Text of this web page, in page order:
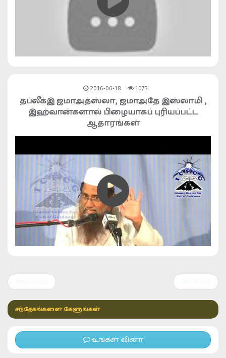
2016-06-18 1073
தப்லீக்இ ஜமாஅத்ஸ்லா, ஜமாஅதே இஸ்லாமி ,
இஹ்வான்களால் பிழையாகப் புரியப்பட்ட
ஆதாரங்கள்
சந்தேகங்களை கேளுங்கள்
உங்கள் வினா